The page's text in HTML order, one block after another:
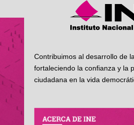
Contribuimos al desarrollo de
fortaleciendo la confianza y la
ciudadana en la vida